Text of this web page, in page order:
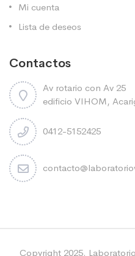
Mi cuenta
Lista de deseos
Contactos
Av rotario con Av 25
edificio VIHOM,
0412-5152425
Copyright 2025.